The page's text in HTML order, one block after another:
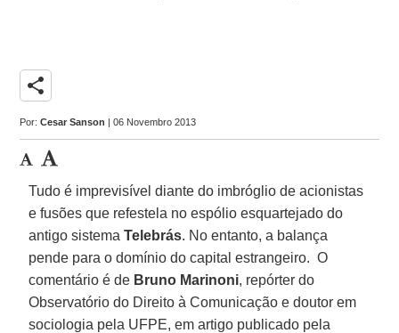
share
Por:Cesar Sanson | 06 Novembro 2013
Tudo é imprevisível diante do imbróglio de acionistas
e fusões que refestela no espólio esquartejado do
antigo sistemaTelebrás. No entanto, a balança
pende para o domínio do capital estrangeiro. O
comentário é de Bruno Marinoni, repórter do
Observatório do Direito à Comunicação e doutor em
sociologia pela UFPE, em artigo publicado pela